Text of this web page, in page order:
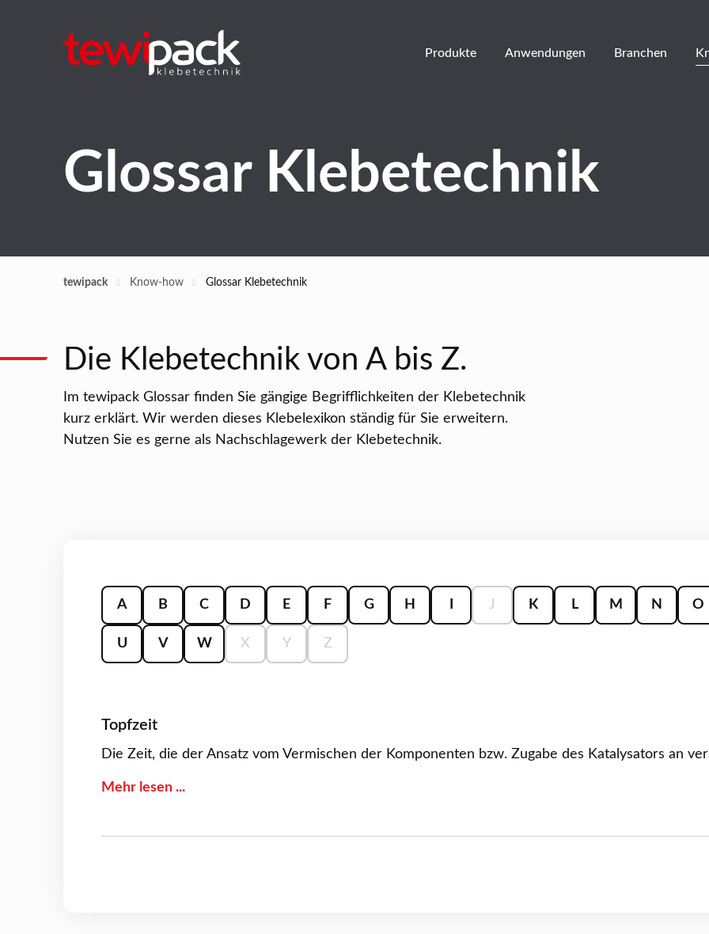
Produkte Anwendungen Branchen
Glossar Klebetechnik
tewipack Know-how Glossar Klebetechnik
Die Klebetechnik von A bis Z.
Im tewipack Glossar finden Sie gängige Begrifflichkeiten der Klebetechnik
kurz erklärt. Wir werden dieses Klebelexikon ständig für Sie erweitern.
Nutzen Sie es gerne als Nachschlagewerk der Klebetechnik.
A B C D E F G H J K L M N O
U V W X Y Z
Topfzeit
Die Zeit, die der Ansatz vom Vermischen der Komponenten bzw. Zugabe des Katalysators an
Mehr lesen